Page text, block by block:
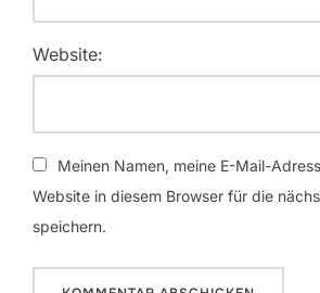
Website:
Meinen Namen, meine E-Mail-
Website in diesem Browser für die
speichern.